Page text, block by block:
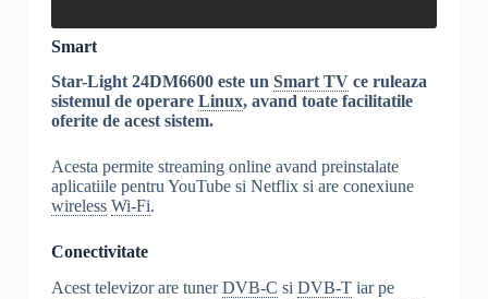
Smart
Star-Light 24DM6600 este un Smart TVce ruleaza
sistemul de operare Linux, avand toate facilitatile
oferite de acest sistem.
Acesta permite streaming online avand preinstalate
aplicatiile pentru YouTube si Netflix si are conexiune
wireless Wi-Fi.
Conectivitate
Acest televizor are tunerDVB-C si DVB-Tiar pe